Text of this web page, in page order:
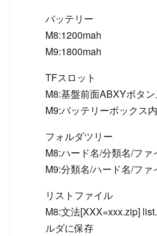
バッテリー
M8:1200mah
M9:1800mah
TFスロット
M8:基盤前面ABXYボタン
M9:バッテリーボックス内
フォルダツリー
M8:ハード名/分類名/ファ
M9:分類名/ハード名/ファ
リストファイル
M8:文法[XXX=xxx.zip]
ルダに保存